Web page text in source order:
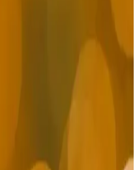
bir arada sunar.
en uygun modeli bulun,